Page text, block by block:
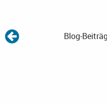
Blog-